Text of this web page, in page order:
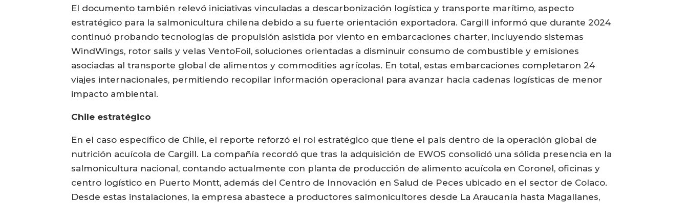
El documento también relevó iniciativas vinculadas a descarbonización logística y transporte marítimo, aspecto
estratégico para la salmonicultura chilena debido a su fuerte orientación exportadora. Cargill informó que durante 2024
continuó probando tecnologías de propulsión asistida por viento en embarcaciones charter, incluyendo sistemas
WindWings, rotor sails y velas VentoFoil, soluciones orientadas a disminuir consumo de combustible y emisiones
asociadas al transporte global de alimentos y commodities agrícolas. En total, estas embarcaciones completaron 24
viajes internacionales, permitiendo recopilar información operacional para avanzar hacia cadenas logísticas de menor
impacto ambiental.
Chile estratégico
En el caso específico de Chile, el reporte reforzó el rol estratégico que tiene el país dentro de la operación global de
nutrición acuícola de Cargill. La compañía recordó que tras la adquisición de EWOS consolidó una sólida presencia en la
salmonicultura nacional, contando actualmente con planta de producción de alimento acuícola en Coronel, oficinas y
centro logístico en Puerto Montt, además del Centro de Innovación en Salud de Peces ubicado en el sector de Colaco.
Desde estas instalaciones, la empresa abastece a productores salmonicultores desde La Araucanía hasta Magallanes,